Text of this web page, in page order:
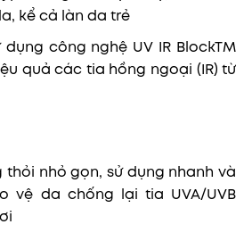
kể cả làn da trẻ
công nghệ UV IR BlockTM
quả các tia hồng ngoại (IR) từ
thỏi nhỏ gọn,sử dụng nhanh và
vệ da chống lại tia UVA/UVB